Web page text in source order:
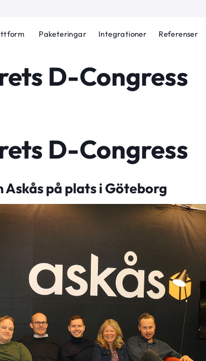
Paketeringar Integrationer Referenser
D-Congress
D-Congress
på plats i Göteborg